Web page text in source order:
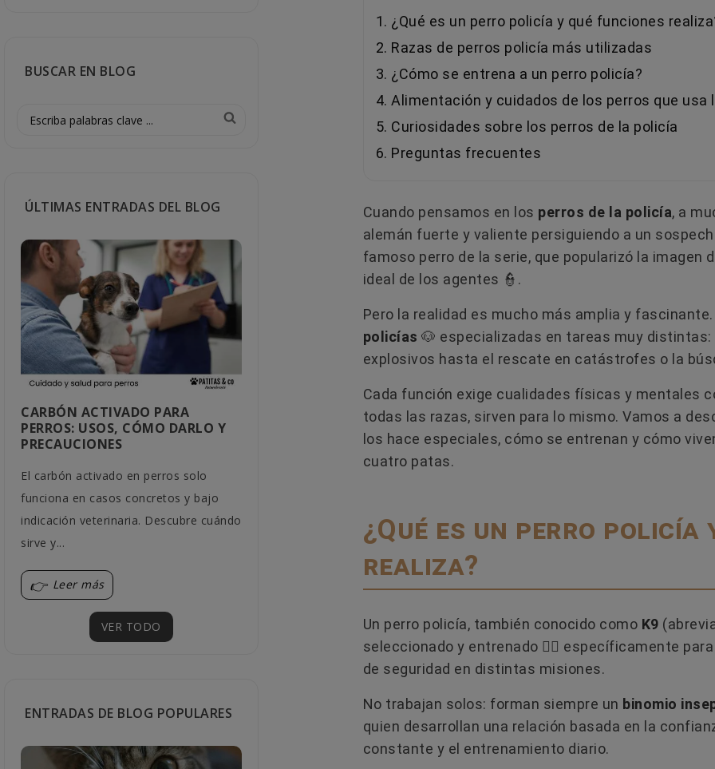
BUSCAR EN BLOG
ÚLTIMAS ENTRADAS DEL BLOG
CARBÓN ACTIVADO PARA
PERROS: USOS, CÓMO DARLO Y
PRECAUCIONES
El carbón activado en perros solo
funciona en casos concretos y bajo
indicación veterinaria. Descubre cuándo
sirve y...
Leer más
¿QUÉ BEBEDERO SE ADAPTA
LOS HÁBITOS DE TU GATO?
encajar mejor con su forma de ser y
¿CÓMO USAR LAS
ERRORES MÁS COMUNES?
situaciones de estrés o conflicto
gatos?...
VER TODO
ENTRADAS DE BLOG POPULARES
1. ¿Qué es un perro policía y qué funciones
2. Razas de perros policía más utilizadas
3. ¿Cómo se entrena a un perro policía?
4. Alimentación y cuidados de los perros que usa
5. Curiosidades sobre los perros de la policía
6. Preguntas frecuentes
Cuando pensamos en los perros de la policía​, a
alemán fuerte y valiente persiguiendo a un
famoso perro de la serie, que popularizó la imagen
ideal de los agentes 👮​.
Pero la realidad es mucho más amplia y
policías 🐶 especializadas en tareas muy
explosivos hasta el rescate en catástrofes o la
Cada función exige cualidades físicas y mentales
todas las razas, sirven para lo mismo. Vamos a
los hace especiales, cómo se entrenan y cómo
cuatro patas.
¿Qué es un perro policía
realiza?
Un perro policía, también conocido como K9
seleccionado y entrenado 🐕‍🦺 específicamente
de seguridad en distintas misiones.
No trabajan solos: forman siempre un binomio
quien desarrollan una relación basada en la
constante y el entrenamiento diario.